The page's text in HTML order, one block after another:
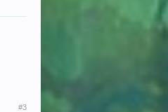
#3